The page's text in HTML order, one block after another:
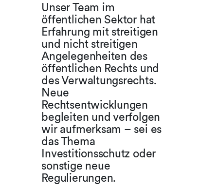
Unser Team im
öffentlichen Sektor hat
Erfahrung mit streitigen
und nicht streitigen
Angelegenheiten des
öffentlichen Rechts und
des Verwaltungsrechts.
Neue
Rechtsentwicklungen
begleiten und verfolgen
wir aufmerksam – sei es
das Thema
Investitionsschutz oder
sonstige neue
Regulierungen.